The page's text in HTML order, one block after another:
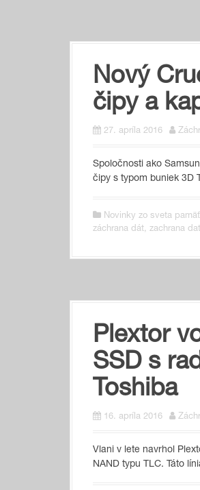
Nový
čipy a
27. apríla 2016
Spoločnosti ako
čipy s typom buniek 3D
Novinky zo sveta
záchrana dát, zachrana
Plextor
SSD s
Toshiba
16. apríla 2016
Vlani v lete navrhol
NAND typu TLC. Táto